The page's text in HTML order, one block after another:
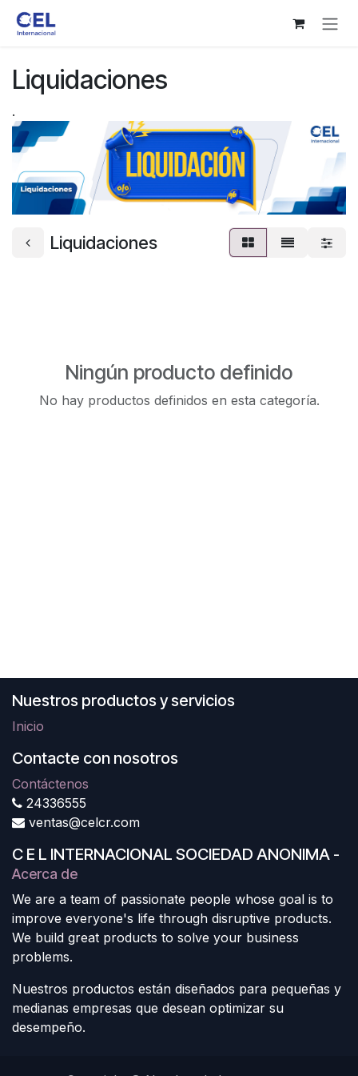
Ir al contenido
Liquidaciones
.
Liquidaciones
Ningún producto definido
No hay productos definidos en esta categoría.
Nuestros productos y servicios
Inicio
Contacte con nosotros
Contáctenos
24336555
ventas@celcr.com
C E L INTERNACIONAL SOCIEDAD ANONIMA -
Acerca de
We are a team of passionate people whose goal is to
improve everyone's life through disruptive products.
We build great products to solve your business
problems.
Nuestros productos están diseñados para pequeñas y
medianas empresas que desean optimizar su
desempeño.